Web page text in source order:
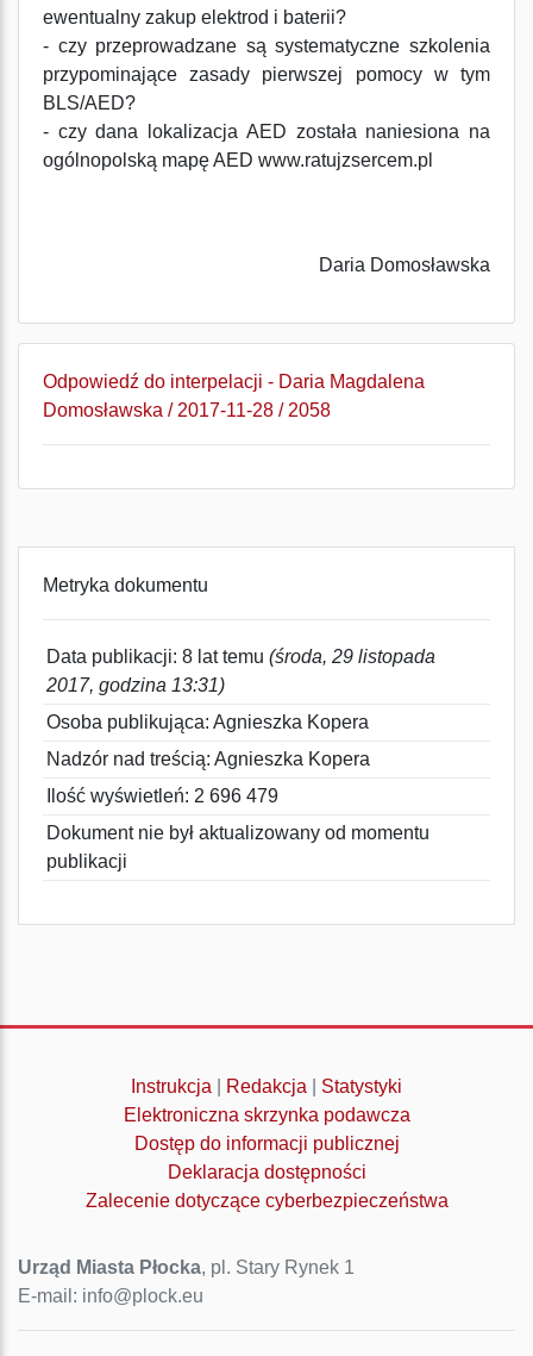
ewentualny zakup elektrod i baterii?
- czy przeprowadzane są systematyczne szkolenia
przypominające zasady pierwszej pomocy w tym
BLS/AED?
- czy dana lokalizacja AED została naniesiona na
ogólnopolską mapę AED www.ratujzsercem.pl
Daria Domosławska
Odpowiedź do interpelacji - Daria Magdalena
Domosławska / 2017-11-28 / 2058
Metryka dokumentu
Data publikacji: 8 lat temu (środa, 29 listopada
2017, godzina 13:31)
Osoba publikująca: Agnieszka Kopera
Nadzór nad treścią: Agnieszka Kopera
Ilość wyświetleń: 2 696 479
Dokument nie był aktualizowany od momentu
publikacji
Instrukcja Redakcja
Statystyki
Elektroniczna skrzynka podawcza
Dostęp do informacji publicznej
Deklaracja dostępności
Zalecenie dotyczące cyberbezpieczeństwa
Urząd Miasta Płocka, pl. Stary Rynek 1
E-mail: info@plock.eu